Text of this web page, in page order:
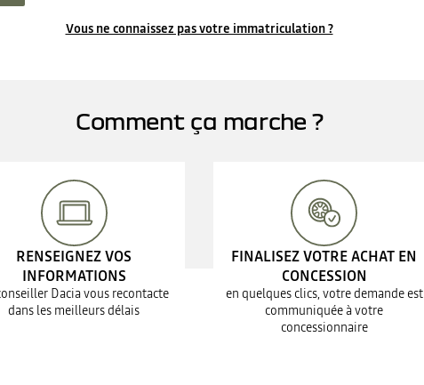
Vous ne connaissez pas votre immatriculation ?
Comment ça marche ?
RENSEIGNEZ VOS
INFORMATIONS
Dacia vous recontacte
dans les meilleurs délais
FINALISEZ VOTRE ACHAT EN
CONCESSION
en quelques clics, votre demande est
communiquée à votre
concessionnaire